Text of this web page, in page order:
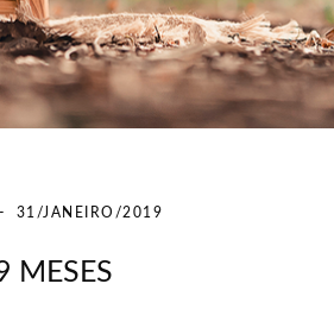
31/JANEIRO/2019
MESES